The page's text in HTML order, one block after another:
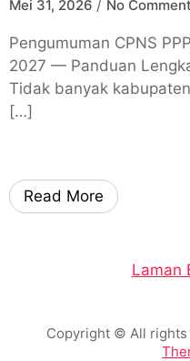
Mei 31, 2026 / No
Pengumuman CPNS
2027 — Panduan
Tidak banyak
[…]
Read More
Laman
Copyright © All rights